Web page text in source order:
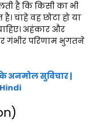
है कि किसी का भी
चाहे वह छोटा हो या
अहंकार और
गंभीर परिणाम भुगतने
अनमोल सुविचार |